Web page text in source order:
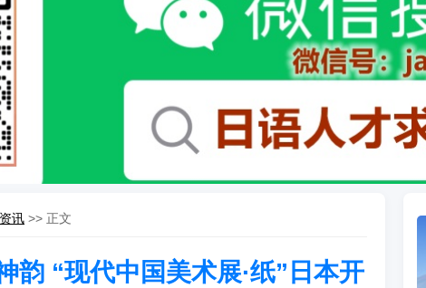
资讯 >> 正文
韵 “现代中国美术展·纸”日本开